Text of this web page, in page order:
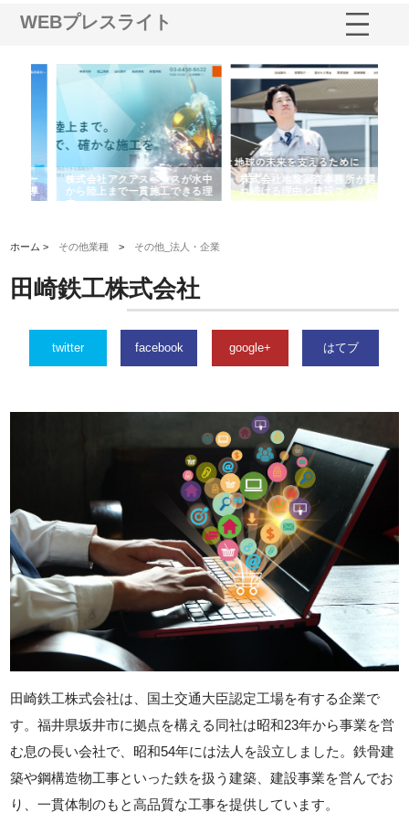
WEBプレスライト
株式会社アクアスペースが水中
から陸上まで一貫施工できる理
由
株式会社地盤調査事務所が選ば
れ続ける理由と建設コンサルの
強み
ホーム > その他業種 > その他_法人・企業
田崎鉄工株式会社
twitter facebook google+ はてブ
田崎鉄工株式会社は、国土交通大臣認定工場を有する企業で
す。福井県坂井市に拠点を構える同社は昭和23年から事業を営
む息の長い会社で、昭和54年には法人を設立しました。鉄骨建
築や鋼構造物工事といった鉄を扱う建築、建設事業を営んでお
り、一貫体制のもと高品質な工事を提供しています。